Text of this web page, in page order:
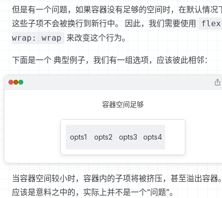
但是有一个问题，如果容器没有足够的空间时，在默认情况
这些子项不会被换行到新行中。 因此，我们需要使用
wrap: wrap
来改变这个行为。
下面是一个 典型例子，我们有一组选项，应该彼此相邻：
容器空间足够
opts1 opts2 opts3 opts4
当容器空间较小时，容器内的子项将被挤压，甚至溢出容器
应该是意料之中的，实际上并不是一个“问题”。